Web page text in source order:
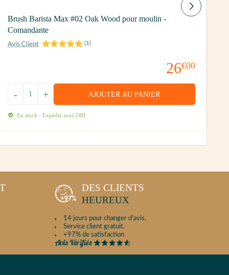
Brush Barista Max #02 Oak Wood pour moulin -
Comandante
(1)
26€00
+
- AJOUTER AU PANIER
En stock - Expédié sous 24H
DES CLIENTS
HEUREUX
14 jours pour changer d'avis.
Service client gratuit.
+97% de satisfaction